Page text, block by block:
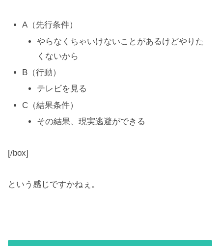
A（先行条件）
やらなくちゃいけないことがあるけどやりた
くないから
B（行動）
テレビを見る
C（結果条件）
その結果、現実逃避ができる
[/box]
という感じですかねぇ。